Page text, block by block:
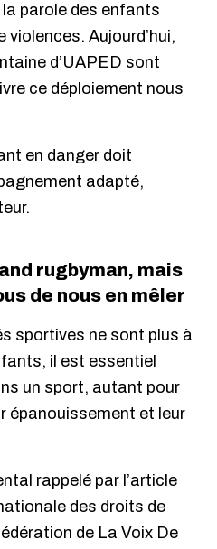
parole des enfants
Aujourd’hui,
d’UAPED sont
ce déploiement nous
en danger doit
adapté,
rugbyman, mais
de nous en mêler
sportives ne sont plus à
il est essentiel
un sport, autant pour
épanouissement et leur
rappelé par l’article
des droits de
de La Voix De